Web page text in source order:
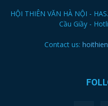
HỘI THIÊN VĂN HÀ NỘI -
Cầu Giầy -
Contact us: